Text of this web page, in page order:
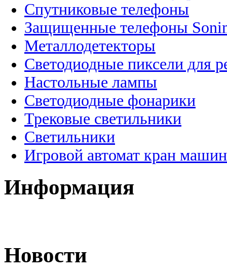
Спутниковые телефоны
Защищенные телефоны
Металлодетекторы
Светодиодные пиксели для
Настольные лампы
Светодиодные фонарики
Трековые светильники
Светильники
Игровой автомат кран
Информация
Новости